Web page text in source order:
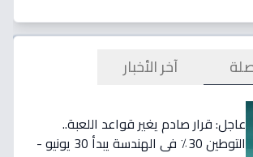
آخر الأخبار
عاجل: قرار صادم يغير قواعد اللعبة..
التوطين 30٪ في الهندسة يبدأ 30 يونيو -